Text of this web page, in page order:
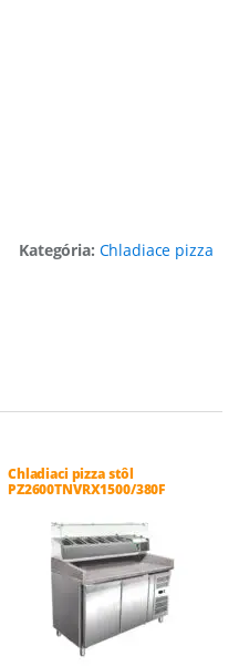
Kategória: Chladiace pizza
Chladiaci pizza stôl
PZ2600TNVRX1500/380F